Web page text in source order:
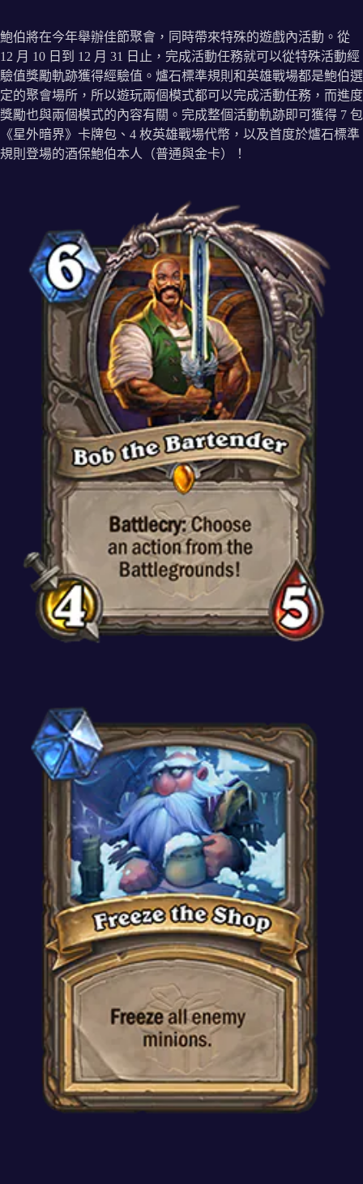
鮑伯將在今年舉辦佳節聚會，同時帶來特殊的遊戲內活動。從
12 月 10 日到 12 月 31 日止，完成活動任務就可以從特殊活動經
驗值獎勵軌跡獲得經驗值。爐石標準規則和英雄戰場都是鮑伯選
定的聚會場所，所以遊玩兩個模式都可以完成活動任務，而進度
獎勵也與兩個模式的內容有關。完成整個活動軌跡即可獲得 7 包
《星外暗界》卡牌包、4 枚英雄戰場代幣，以及首度於爐石標準
規則登場的酒保鮑伯本人（普通與金卡）！